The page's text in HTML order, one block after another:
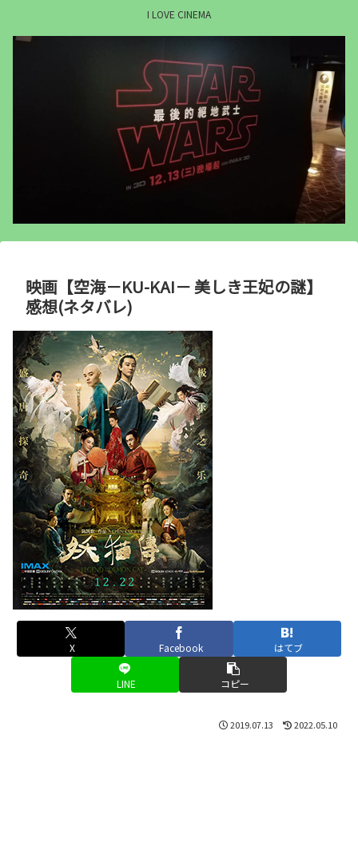
I LOVE CINEMA
映画【空海－KU-KAI－ 美しき王妃の謎】
感想(ネタバレ)
X Facebook はてブ
LINE コピー
2019.07.13 2022.05.10